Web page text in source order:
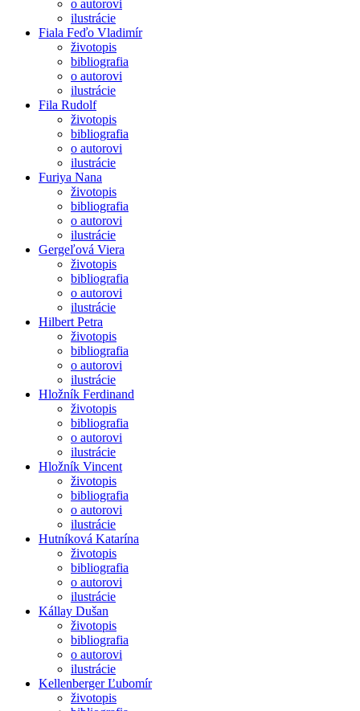
o autorovi
ilustrácie
Fiala Feďo Vladimír
životopis
bibliografia
o autorovi
ilustrácie
Fila Rudolf
životopis
bibliografia
o autorovi
ilustrácie
Furiya Nana
životopis
bibliografia
o autorovi
ilustrácie
Gergeľová Viera
životopis
bibliografia
o autorovi
ilustrácie
Hilbert Petra
životopis
bibliografia
o autorovi
ilustrácie
Hložník Ferdinand
životopis
bibliografia
o autorovi
ilustrácie
Hložník Vincent
životopis
bibliografia
o autorovi
ilustrácie
Hutníková Katarína
životopis
bibliografia
o autorovi
ilustrácie
Kállay Dušan
životopis
bibliografia
o autorovi
ilustrácie
Kellenberger Ľubomír
životopis